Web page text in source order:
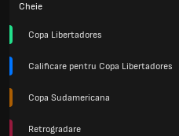
Cheie
Copa Libertadores
Calificare pentru Copa Libertadores
Copa Sudamericana
Retrogradare